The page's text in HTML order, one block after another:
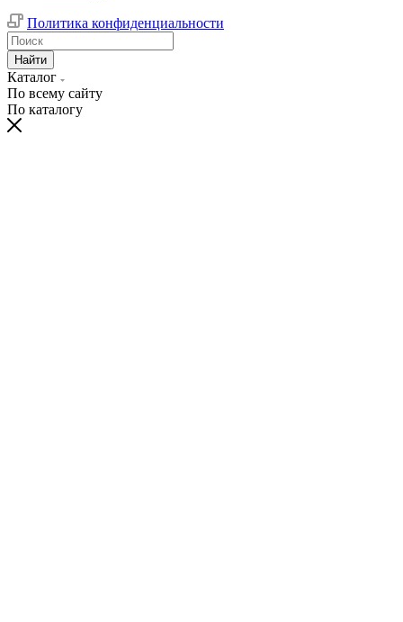
Политика конфиденциальности
Найти
Каталог
По всему сайту
По каталогу